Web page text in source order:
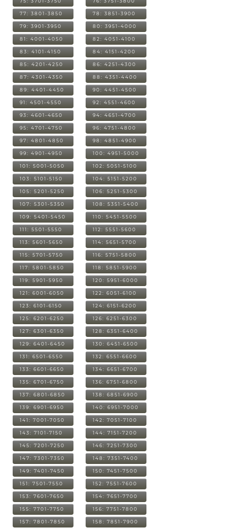
77: 3801-3850 78: 3851-3900
79: 3901-3950 80: 3951-4000
81: 4001-4050 82: 4051-4100
83: 4101-4150 84: 4151-4200
85: 4201-4250 86: 4251-4300
87: 4301-4350 88: 4351-4400
89: 4401-4450 90: 4451-4500
91: 4501-4550 92: 4551-4600
93: 4601-4650 94: 4651-4700
95: 4701-4750 96: 4751-4800
97: 4801-4850 98: 4851-4900
99: 4901-4950 100: 4951-5000
101: 5001-5050 102: 5051-5100
103: 5101-5150 104: 5151-5200
105: 5201-5250 106: 5251-5300
107: 5301-5350 108: 5351-5400
109: 5401-5450 110: 5451-5500
111: 5501-5550 112: 5551-5600
113: 5601-5650 114: 5651-5700
115: 5701-5750 116: 5751-5800
117: 5801-5850 118: 5851-5900
119: 5901-5950 120: 5951-6000
121: 6001-6050 122: 6051-6100
123: 6101-6150 124: 6151-6200
125: 6201-6250 126: 6251-6300
127: 6301-6350 128: 6351-6400
129: 6401-6450 130: 6451-6500
131: 6501-6550 132: 6551-6600
133: 6601-6650 134: 6651-6700
135: 6701-6750 136: 6751-6800
137: 6801-6850 138: 6851-6900
139: 6901-6950 140: 6951-7000
141: 7001-7050 142: 7051-7100
143: 7101-7150 144: 7151-7200
145: 7201-7250 146: 7251-7300
147: 7301-7350 148: 7351-7400
149: 7401-7450 150: 7451-7500
151: 7501-7550 152: 7551-7600
153: 7601-7650 154: 7651-7700
155: 7701-7750 156: 7751-7800
157: 7801-7850 158: 7851-7900